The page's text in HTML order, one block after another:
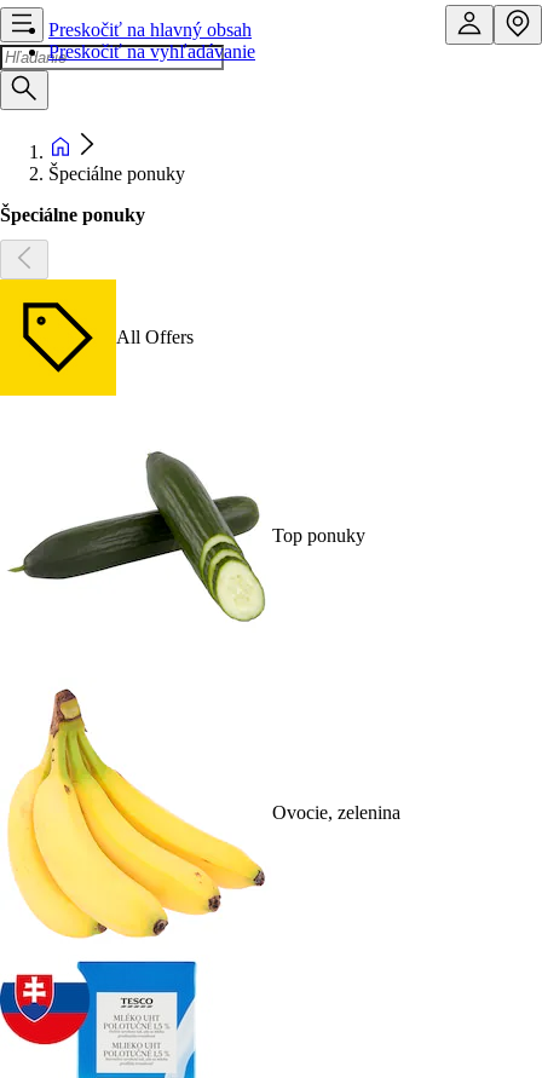
Preskočiť na hlavný obsah
Preskočiť na vyhľadávanie
Špeciálne ponuky
Špeciálne ponuky
All Offers
Top ponuky
Ovocie, zelenina